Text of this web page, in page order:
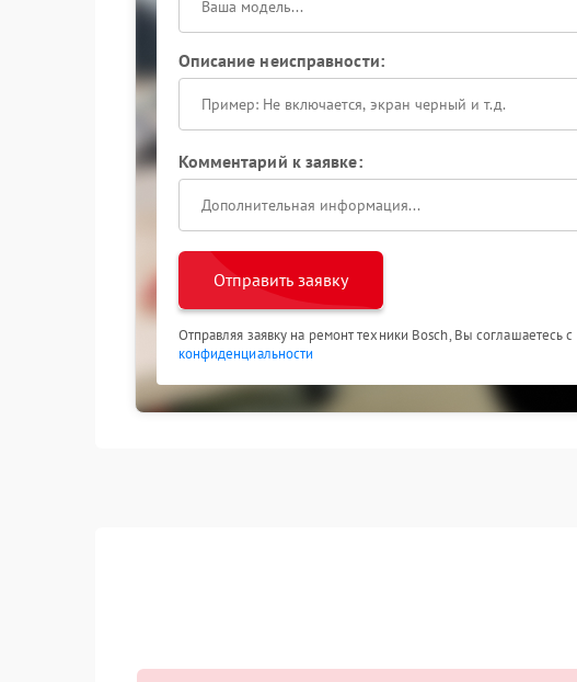
Описание неисправности:
Комментарий к заявке:
Отправить заявку
Отправляя заявку на ремонт техники Bosch, Вы соглашаетесь с
конфиденциальности